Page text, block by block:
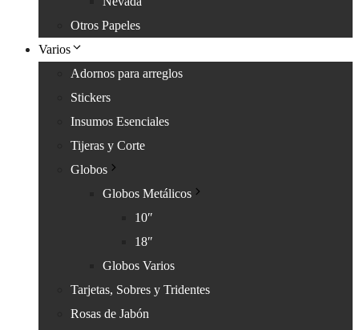
Otros Papeles
Varios
Adornos para arreglos
Stickers
Insumos Esenciales
Tijeras y Corte
Globos
Globos Metálicos
10″
18″
Globos Varios
Tarjetas, Sobres y Tridentes
Rosas de Jabón